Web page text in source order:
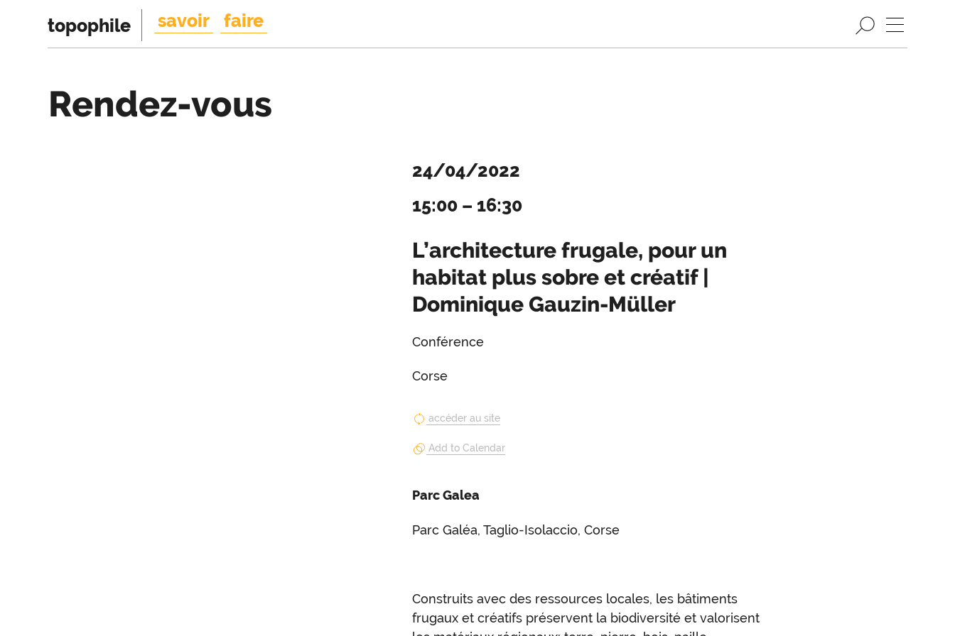
topophile savoir faire
Rendez-vous
24/04/2022
15:00 – 16:30
L’architecture frugale, pour un
habitat plus sobre et créatif |
Dominique Gauzin-Müller
Conférence
Corse
accéder au site
Add to Calendar
Parc Galea
Parc Galéa, Taglio-Isolaccio, Corse
Construits avec des ressources locales, les bâtiments
frugaux et créatifs préservent la biodiversité et valorisent